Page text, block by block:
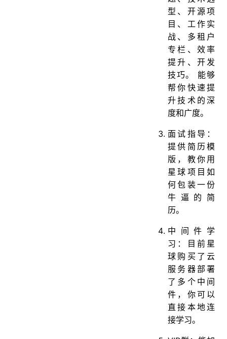
型、开源项
目、工作实
战、多租户
专栏、效率
提升、开发
技巧。 能够
帮你快速提
升技术的深
度和广度。
面试指导：
提供简历模
版，教你用
星球项目如
何包装一份
牛逼的简
历。
中间件学
习：目前星
球购买了云
服务器部署
了多个中间
件，你可以
直接本地连
接学习。